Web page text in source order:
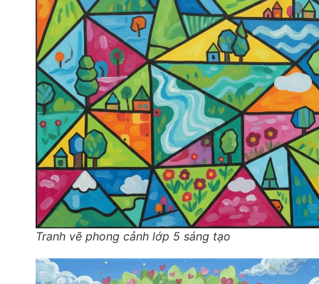
Tranh vẽ phong cảnh lớp 5 sáng tạo